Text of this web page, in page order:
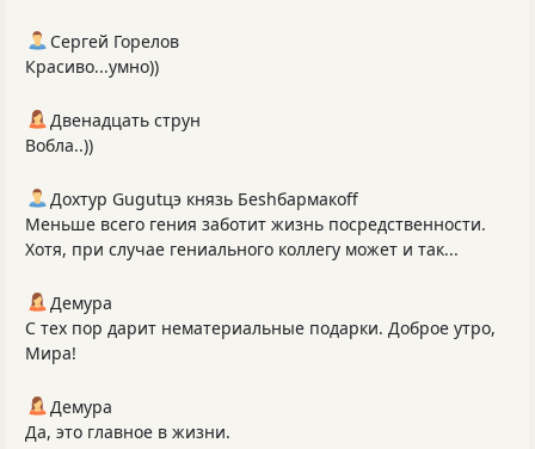
Сергей Горелов
Красиво...умно))
Двенадцать струн
Вобла..))
Дохтур Gugutцэ князь Беshбармакоff
Меньше всего гения заботит жизнь посредственности.
Хотя, при случае гениального коллегу может и так...
Демура
С тех пор дарит нематериальные подарки. Доброе утро,
Мира!
Демура
Да, это главное в жизни.